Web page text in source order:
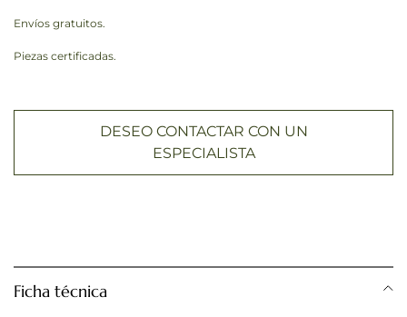
Envíos gratuitos.
Piezas certificadas.
DESEO CONTACTAR CON UN
ESPECIALISTA
Ficha técnica